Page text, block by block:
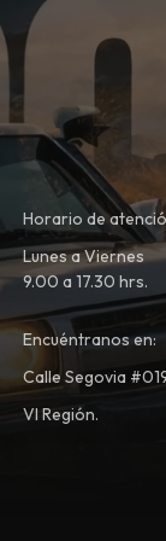
Horario de
Lunes a Viernes
9.00 a 17.30 hrs.
Encuéntranos en:
Calle Segovia
VI Región.